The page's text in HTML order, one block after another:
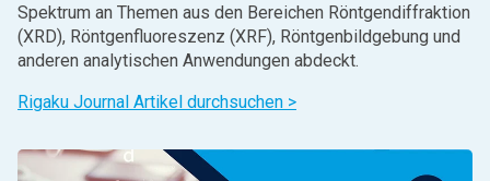
Spektrum an Themen aus den Bereichen Röntgendiffraktion
(XRD), Röntgenfluoreszenz (XRF), Röntgenbildgebung und
anderen analytischen Anwendungen abdeckt.
Rigaku Journal Artikel durchsuchen >